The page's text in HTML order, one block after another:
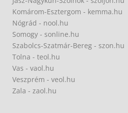
Komárom-Esztergom - kemma.hu
Nógrád - nool.hu
Somogy - sonline.hu
Szabolcs-Szatmár-Bereg - szon.hu
Tolna - teol.hu
Vas - vaol.hu
Veszprém - veol.hu
Zala - zaol.hu